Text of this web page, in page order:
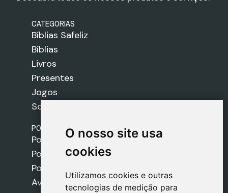
O nosso site usa
cookies
Utilizamos cookies e outras
tecnologias de medição para
O nosso site usa
cookies
Utilizamos cookies e outras
tecnologias de medição para
CATEGORIAS
Bíblias Safeliz
Bíblias
Livros
Presentes
Jogos
Sobre nós
POLÍTICAS
Política de Envios
Política de Cookies
Política de Privacidade
Aviso Legal